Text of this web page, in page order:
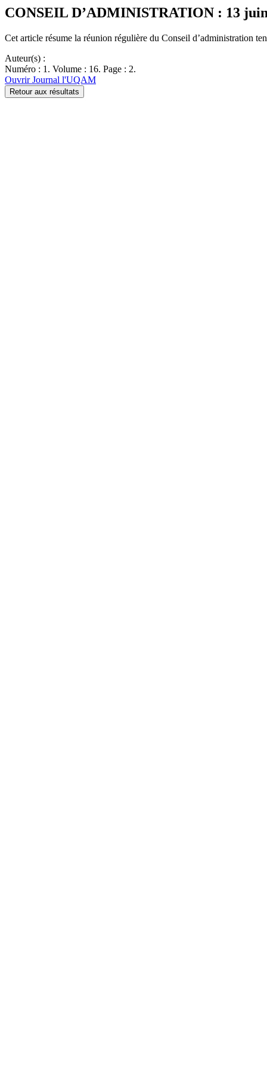
CONSEIL D’ADMINISTRATION : 13
Cet article résume la réunion régulière du Conseil d’administration
Auteur(s) :
Numéro : 1. Volume : 16. Page : 2.
Ouvrir Journal l'UQAM
Retour aux résultats